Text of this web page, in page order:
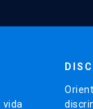
vida